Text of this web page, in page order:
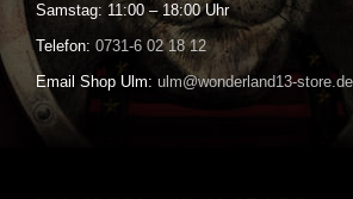
Samstag: 11:00 – 18:00 Uhr
Telefon: 0731-6 02 18 12
Email Shop Ulm: ulm@wonderland13-store.de